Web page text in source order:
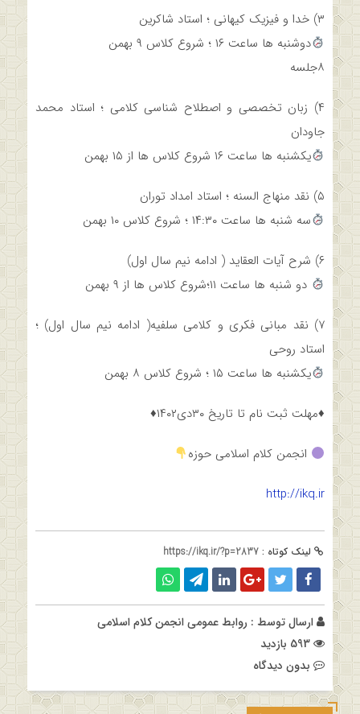
۳) خدا و فیزیک کیهانی ؛ استاد شاکرین
دوشنبه ها ساعت ۱۶ ؛ شروع کلاس ۹ بهمن
۸جلسه
۴) زبان تخصصی و اصطلاح شناسی کلامی ؛ استاد محمد
جاودان
یکشنبه ها ساعت ۱۶ شروع کلاس ها از ۱۵ بهمن
۵) نقد منهاج السنه ؛ استاد امداد توران
سه شنبه ها ساعت ۱۴:۳۰ ؛ شروع کلاس ۱۰ بهمن
۶) شرح آیات العقاید ( ادامه نیم سال اول)
دو شنبه ها ساعت ۱۱؛شروع کلاس ها از ۹ بهمن
۷) نقد مبانی فکری و کلامی سلفیه( ادامه نیم سال اول) ؛
استاد روحی
یکشنبه ها ساعت ۱۵ ؛ شروع کلاس ۸ بهمن
♦️مهلت ثبت نام تا تاریخ ۳۰دی۱۴۰۲♦️
انجمن کلام اسلامی حوزه
http://ikq.ir
لینک کوتاه : https://ikq.ir/?p=2837
ارسال توسط : روابط عمومی انجمن کلام اسلامی
بدون دیدگاه